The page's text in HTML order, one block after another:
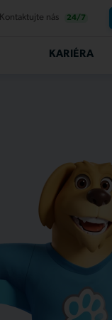
Kontaktujte nás 24/7
KARIÉRA